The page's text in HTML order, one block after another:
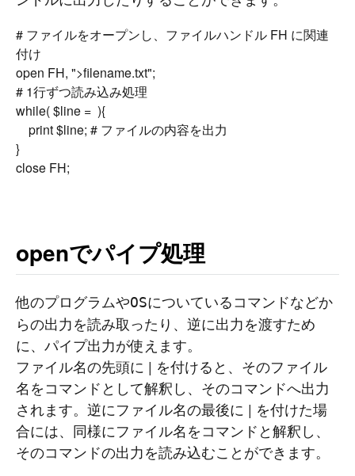
# ファイルをオープンし、ファイルハンドル FH に関連
付け
open FH, ">filename.txt";
# 1行ずつ読み込み処理
while( $line = ){
}
openでパイプ処理
他のプログラムやOSについているコマンドなどか
らの出力を読み取ったり、逆に出力を渡すため
に、パイプ出力が使えます。
ファイル名の先頭に | を付けると、そのファイル
名をコマンドとして解釈し、そのコマンドへ出力
されます。逆にファイル名の最後に | を付けた場
合には、同様にファイル名をコマンドと解釈し、
そのコマンドの出力を読み込むことができます。